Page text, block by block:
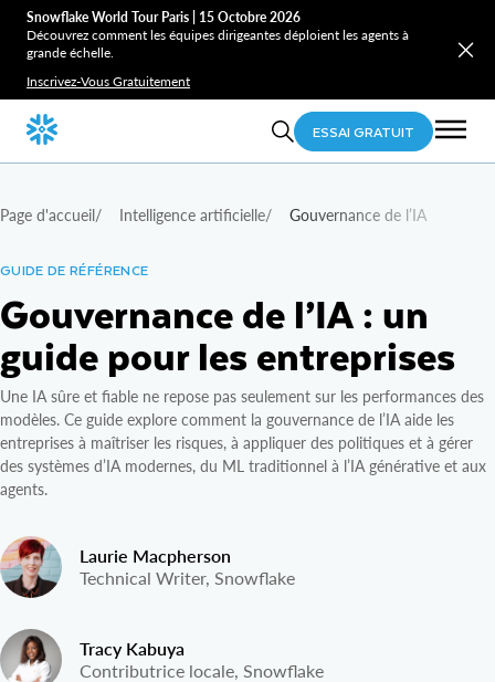
Snowflake World Tour Paris | 15 Octobre 2026
Découvrez comment les équipes dirigeantes déploient les agents à
grande échelle.
Inscrivez-Vous Gratuitement
ESSAI GRATUIT
Page d'accueil/ Intelligence artificielle/ Gouvernance de l’IA
GUIDE DE RÉFÉRENCE
Gouvernance de l’IA : un
guide pour les entreprises
Une IA sûre et fiable ne repose pas seulement sur les performances des
modèles. Ce guide explore comment la gouvernance de l’IA aide les
entreprises à maîtriser les risques, à appliquer des politiques et à gérer
des systèmes d’IA modernes, du ML traditionnel à l’IA générative et aux
agents.
Laurie Macpherson
Technical Writer, Snowflake
Tracy Kabuya
Contributrice locale, Snowflake